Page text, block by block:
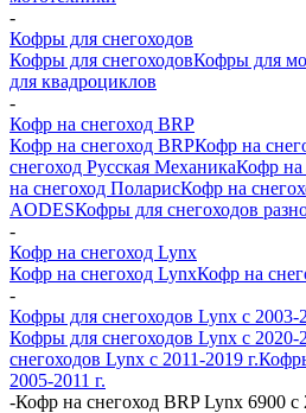
-
Кофры для снегоходов
Кофры для снегоходовКофры для
для квадроциклов
-
Кофр на снегоход BRP
Кофр на снегоход BRPКофр на
снегоход Русская МеханикаКофр на
на снегоход ПоларисКофр на
AODESКофры для снегоходов
-
Кофр на снегоход Lynx
Кофр на снегоход LynxКофр на
-
Кофры для снегоходов Lynx с 2003-
Кофры для снегоходов Lynx с 2020-
снегоходов Lynx с 2011-2019 г.
2005-2011 г.
-Кофр на снегоход BRP Lynx 6900 с